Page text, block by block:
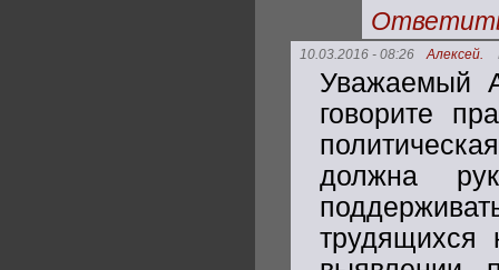
10.03.2016 - 08:26 Алексей.
Уважаемый
говорите
должна
трудящихся